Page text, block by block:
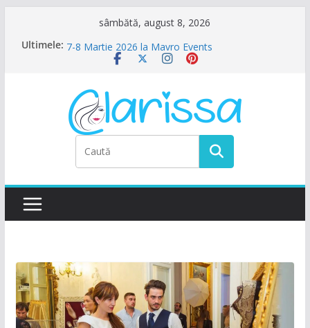
sâmbătă, august 8, 2026
Ultimele: Petrecere de Ziua Femeii la La Nasu
7-8 Martie 2026 la Mavro Events
8 Martie la Zocalo Ballroom
Ziua Femeii se sarbatoreste La Teatru. La
Calinescu!